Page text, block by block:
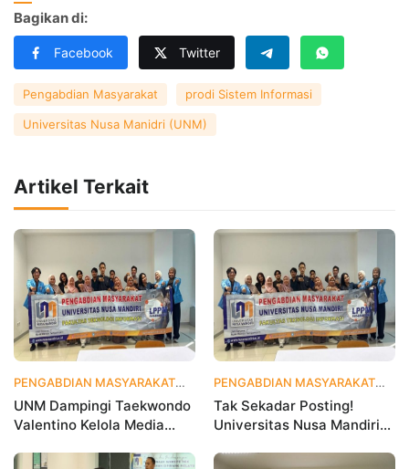
Bagikan di:
Facebook Twitter
Pengabdian Masyarakat prodi Sistem Informasi
Universitas Nusa Manidri (UNM)
Artikel Terkait
PENGABDIAN MASYARAKAT 3 hari yang lalu
UNM Dampingi Taekwondo
Valentino Kelola Media
Branding Digital
PENGABDIAN MASYARAKAT
Tak Sekadar Posting!
Universitas Nusa Mandiri
agar Instagram Klub